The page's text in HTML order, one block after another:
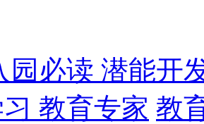
园必读 潜能开
教育专家 教